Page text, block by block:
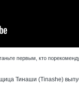
первым, кто
Тинаши (Tinashe)